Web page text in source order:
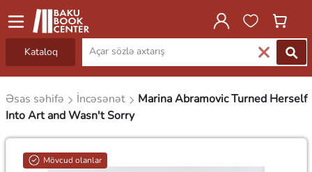
Kataloq
Əsas səhifə İncəsənət
Marina Abramovic Turned Herself
Into Art and Wasn't Sorry
Mövcud olanlar